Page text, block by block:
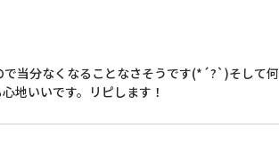
当分なくなることなさそうです(*´?`)そして何
地いいです。リピします！